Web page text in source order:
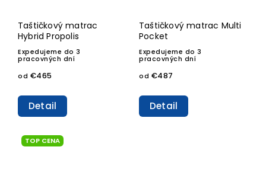
Taštičkový matrac
Hybrid Propolis
Expedujeme do 3
pracovných dní
od €465
Detail
Taštičkový matrac Multi
Pocket
Expedujeme do 3
pracovných dní
od €487
Detail
TOP CENA